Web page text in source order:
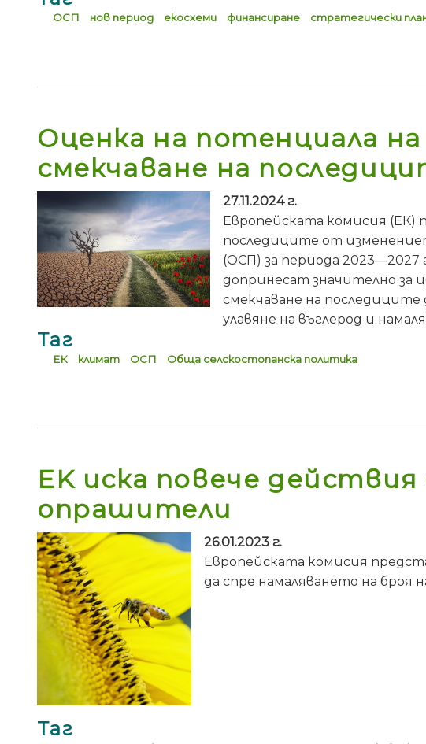
ОСП нов период екосхеми финансиране стратегически
Оценка на потенциала
смекчаване на
27.11.2024 г.
Европейската комисия (ЕК)
последиците от
(ОСП) за периода 2023—2027
допринесат значително за
смекчаване на последиците
улавяне на въглерод и
Таг
ЕК климат ОСП Обща селскостопанска политика
EK иска повече
опрашители
26.01.2023 г.
Европейската комисия
да спре намаляването на
Таг